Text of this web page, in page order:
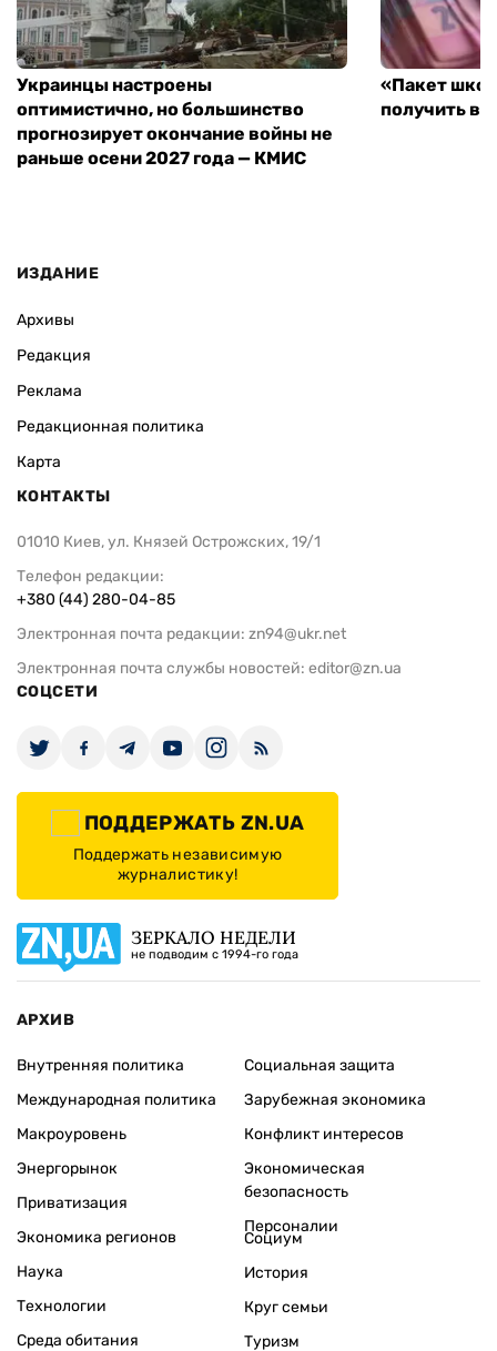
Украинцы настроены
оптимистично, но большинство
прогнозирует окончание войны не
раньше осени 2027 года — КМИС
«Пакет
получить
ИЗДАНИЕ
Архивы
Редакция
Реклама
Редакционная политика
Карта
КОНТАКТЫ
01010 Киев, ул. Князей Острожских, 19/1
Телефон редакции:
+380 (44) 280-04-85
Электронная почта редакции: zn94@ukr.net
Электронная почта службы новостей: editor@zn.ua
СОЦСЕТИ
ПОДДЕРЖАТЬ ZN.UA
Поддержать независимую
журналистику!
ЗЕРКАЛО НЕДЕЛИ
не подводим с 1994-го года
АРХИВ
Внутренняя политика
Международная политика
Макроуровень
Энергорынок
Приватизация
Экономика регионов
Социальная защита
Зарубежная экономика
Конфликт интересов
Экономическая
безопасность
Персоналии
Наука
Технологии
Среда обитания
Социум
История
Круг семьи
Туризм